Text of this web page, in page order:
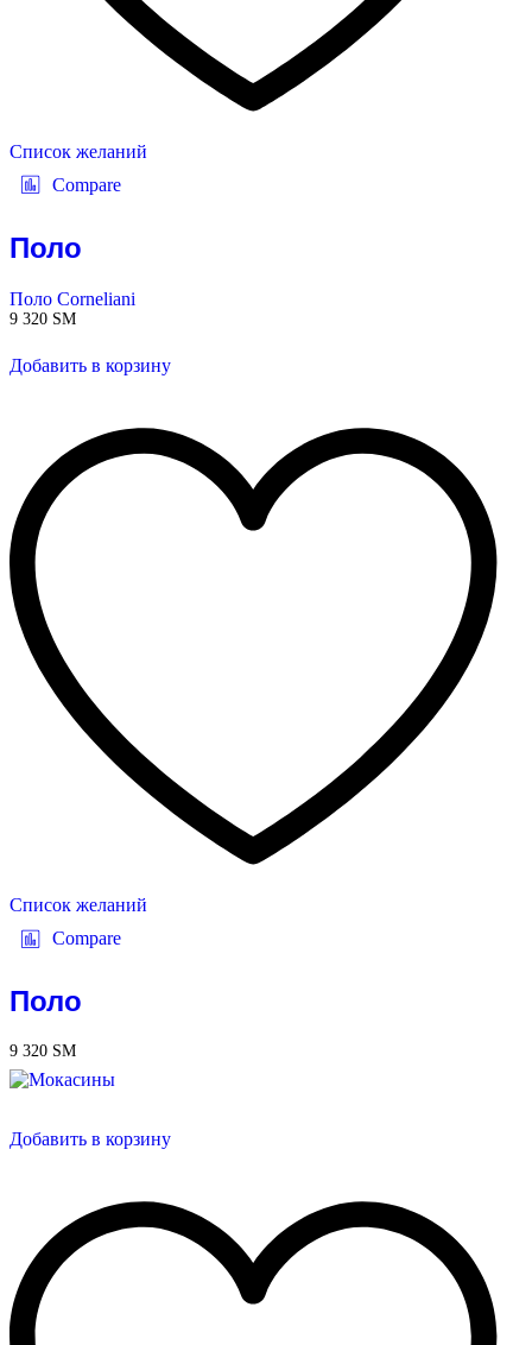
Список желаний
Compare
Поло
Поло Corneliani
9 320 ЅМ
Добавить в корзину
Список желаний
Compare
Поло
9 320 ЅМ
Добавить в корзину